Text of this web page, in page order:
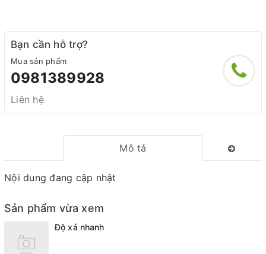
Bạn cần hỗ trợ?
Mua sản phẩm
0981389928
Liên hệ
Mô tả
Nội dung đang cập nhật
Sản phẩm vừa xem
Độ xả nhanh